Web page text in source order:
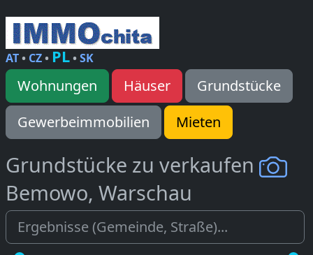
AT• CZ• PL•SK
Wohnungen Häuser
Grundstücke
Gewerbeimmobilien
Mieten
Grundstücke zu verkaufen
Bemowo, Warschau